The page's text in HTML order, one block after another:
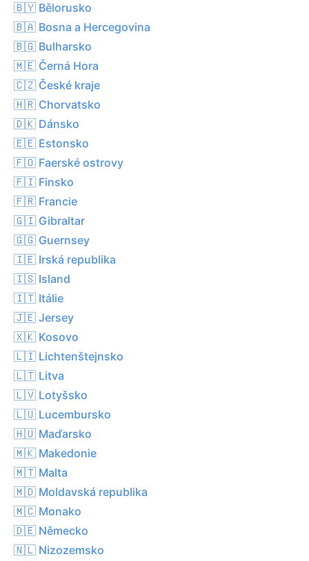
🇧🇾 Bělorusko
🇧🇦 Bosna a Hercegovina
🇧🇬 Bulharsko
🇲🇪 Černá Hora
🇨🇿 České kraje
🇭🇷 Chorvatsko
🇩🇰 Dánsko
🇪🇪 Estonsko
🇫🇴 Faerské ostrovy
🇫🇮 Finsko
🇫🇷 Francie
🇬🇮 Gibraltar
🇬🇬 Guernsey
🇮🇪 Irská republika
🇮🇸 Island
🇮🇹 Itálie
🇯🇪 Jersey
🇽🇰 Kosovo
🇱🇮 Lichtenštejnsko
🇱🇹 Litva
🇱🇻 Lotyšsko
🇱🇺 Lucembursko
🇭🇺 Maďarsko
🇲🇰 Makedonie
🇲🇹 Malta
🇲🇩 Moldavská republika
🇲🇨 Monako
🇩🇪 Německo
🇳🇱 Nizozemsko